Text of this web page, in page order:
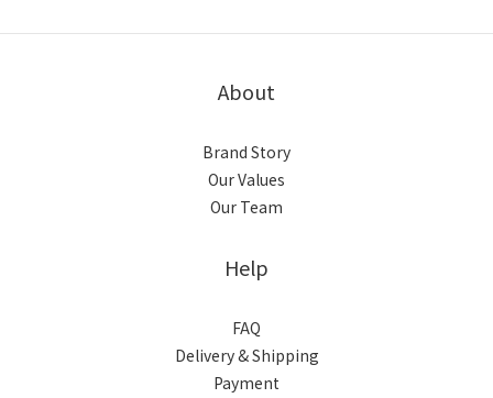
About
Brand Story
Our Values
Our Team
Help
FAQ
Delivery & Shipping
Payment